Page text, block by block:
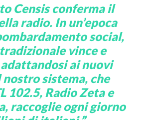
Censis conferma il
radio. In un’epoca
social,
vince e
ai nuovi
sistema, che
102.5, Radio Zeta e
raccoglie ogni giorno